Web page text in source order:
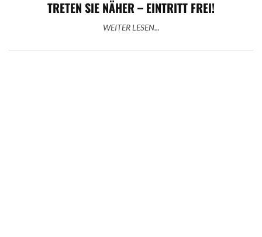
TRETEN SIE NÄHER – EINTRITT FREI!
WEITER LESEN...